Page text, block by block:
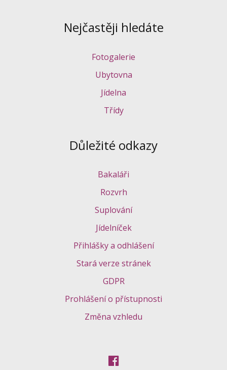
Nejčastěji hledáte
Fotogalerie
Ubytovna
Jídelna
Třídy
Důležité odkazy
Bakaláři
Rozvrh
Suplování
Jídelníček
Přihlášky a odhlášení
Stará verze stránek
GDPR
Prohlášení o přístupnosti
Změna vzhledu